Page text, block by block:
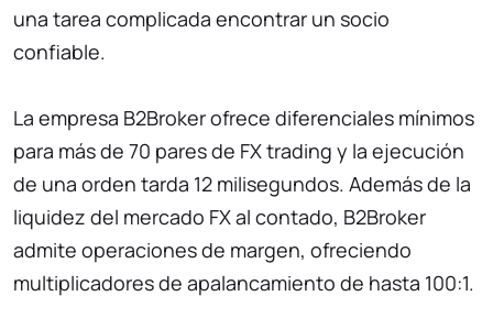
una tarea complicada encontrar un socio
confiable.
La empresa B2Broker ofrece diferenciales mínimos
para más de 70 pares de FX trading y la ejecución
de una orden tarda 12 milisegundos. Además de la
liquidez del mercado FX al contado, B2Broker
admite operaciones de margen, ofreciendo
multiplicadores de apalancamiento de hasta 100:1.